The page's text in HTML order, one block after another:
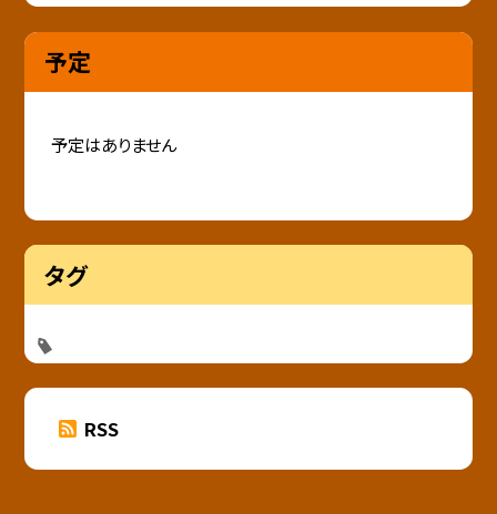
予定
予定はありません
タグ
RSS